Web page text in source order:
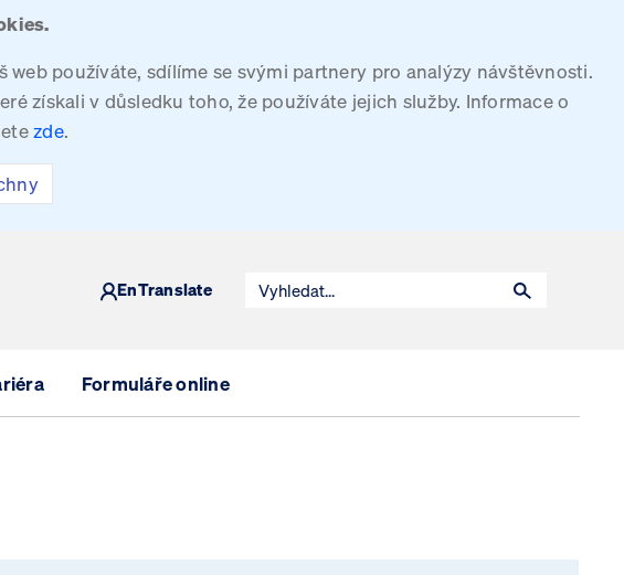
používáte, sdílíme se svými partnery pro analýzy návštěvnosti.
získali v důsledku toho, že používáte jejich služby. Informace o
zde.
EnTranslate
Formuláře online